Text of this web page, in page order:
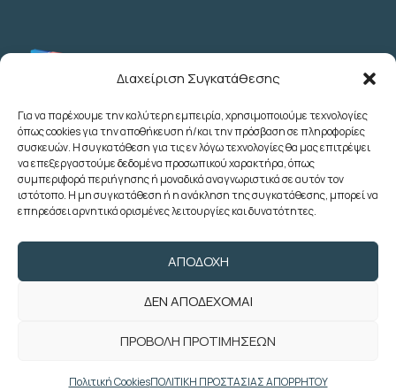
Διαχείριση Συγκατάθεσης
Για να παρέχουμε την καλύτερη εμπειρία, χρησιμοποιούμε τεχνολογίες
όπως cookies για την αποθήκευση ή/και την πρόσβαση σε πληροφορίες
συσκευών. Η συγκατάθεση για τις εν λόγω τεχνολογίες θα μας επιτρέψει
να επεξεργαστούμε δεδομένα προσωπικού χαρακτήρα, όπως
συμπεριφορά περιήγησης ή μοναδικά αναγνωριστικά σε αυτόν τον
ιστότοπο. Η μη συγκατάθεση ή η ανάκληση της συγκατάθεσης, μπορεί να
επηρεάσει αρνητικά ορισμένες λειτουργίες και δυνατότητες.
ΑΠΟΔΟΧΉ
ΔΕΝ ΑΠΟΔΈΧΟΜΑΙ
ΠΡΟΒΟΛΉ ΠΡΟΤΙΜΉΣΕΩΝ
Πολιτική CookiesΠΟΛΙΤΙΚΗ ΠΡΟΣΤΑΣΙΑΣ ΑΠΟΡΡΗΤΟΥ
Λεωχάρους 2 - 6ος Όροφος - Αθήνα
(+30) 210 3622707
(+30) 2103633260
(+30) 2103622783
foroepi@poedoy.gr
επιφύλαξη παντός δικαιώματος. Developed
weblive.gr